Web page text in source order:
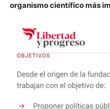
organismo científico más